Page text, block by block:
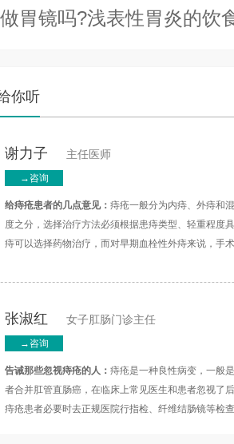
胃镜吗?浅表性胃炎的饮
你听
谢力子 主任医师
→咨询
给痔疮患者的几点意见： 痔疮一般分为内痔、外痔和
度之分，选择治疗方法必须根据患痔类型、轻重程度
痔可以选择药物治疗，而对早期血栓性外痔来说，手
张淑红 女子肛肠门诊主任
→咨询
告诫那些忽视痔疮的人： 痔疮是一种良性病变，一般
者合并肛管直肠癌，在临床上常见医生和患者忽视了
痔疮患者必要时去正规医院行指检、纤维结肠镜等检